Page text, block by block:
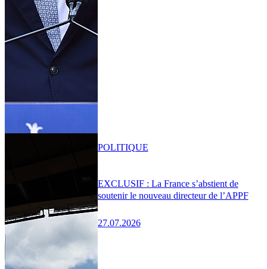
EXCLUSIF : La France s’abstient de
soutenir le nouveau directeur de l’APPF
27.07.2026
POLITIQUE